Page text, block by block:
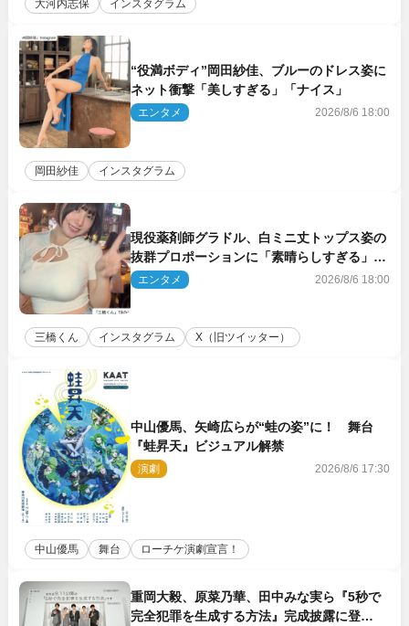
大河内志保 インスタグラム
“役満ボディ”岡田紗佳、ブルーのドレス姿に
ネット衝撃「美しすぎる」「ナイス」
エンタメ 2026/8/6 18:00
岡田紗佳 インスタグラム
現役薬剤師グラドル、白ミニ丈トップス姿の
抜群プロポーションに「素晴らしすぎる」
「すっっっご！」とネット絶賛
エンタメ 2026/8/6 18:00
三橋くん インスタグラム X（旧ツイッター）
中山優馬、矢崎広らが“蛙の姿”に！ 舞台
『蛙昇天』ビジュアル解禁
演劇 2026/8/6 17:30
中山優馬 舞台 ローチケ演劇宣言！
重岡大毅、原菜乃華、田中みな実ら『5秒で
完全犯罪を生成する方法』完成披露に登